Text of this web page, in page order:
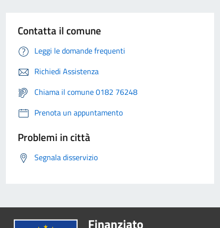
Contatta il comune
Leggi le domande frequenti
Richiedi Assistenza
Chiama il comune 0182 76248
Prenota un appuntamento
Problemi in città
Segnala disservizio